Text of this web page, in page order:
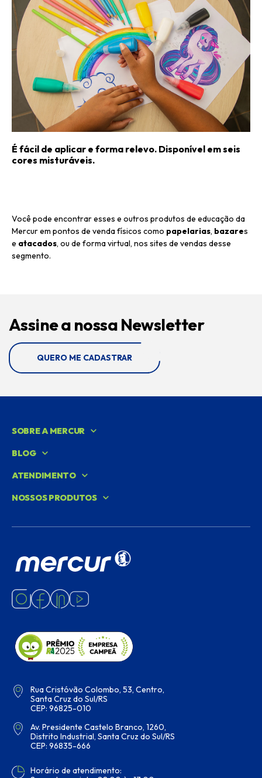
É fácil de aplicar e forma relevo. Disponível em seis
cores misturáveis.
Você pode encontrar esses e outros produtos de educação da
Mercur em pontos de venda físicos como papelarias, bazares
e atacados, ou de forma virtual, nos sites de vendas desse
segmento.
Assine a nossa Newsletter
QUERO ME CADASTRAR
SOBRE A MERCUR
BLOG
ATENDIMENTO
NOSSOS PRODUTOS
Rua Cristóvão Colombo, 53, Centro,
Santa Cruz do Sul/RS
CEP: 96825-010
Av. Presidente Castelo Branco, 1260,
Distrito Industrial, Santa Cruz do Sul/RS
CEP: 96835-666
Horário de atendimento: